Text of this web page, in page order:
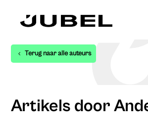
Terug naar alle auteurs
Artikels door